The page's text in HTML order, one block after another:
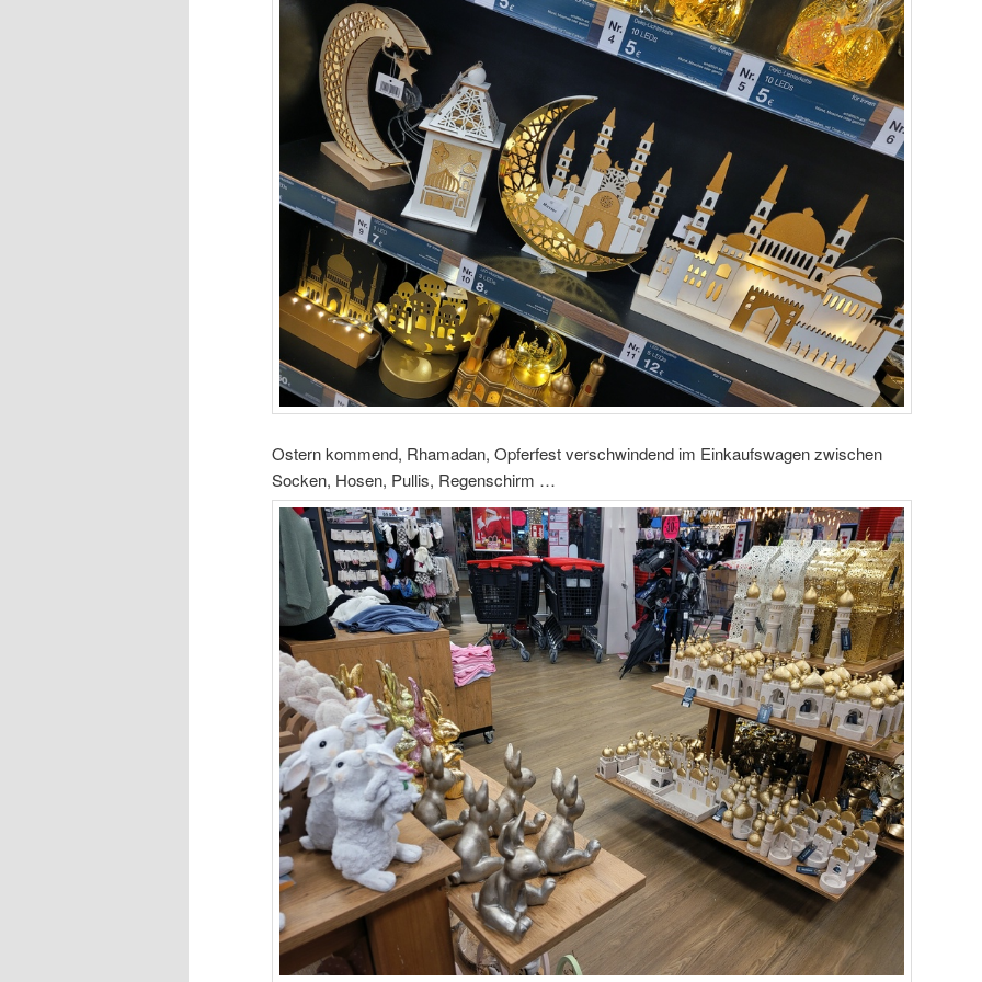
Ostern kommend, Rhamadan, Opferfest verschwindend im Einkaufswagen zwischen
Socken, Hosen, Pullis, Regenschirm …